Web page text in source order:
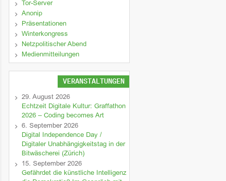
Tor-Server
Anonip
Präsentationen
Winterkongress
Netzpolitischer Abend
Medienmitteilungen
VERANSTALTUNGEN
29. August 2026
Echtzeit Digitale Kultur: Graffathon
2026 – Coding becomes Art
6. September 2026
Digital Independence Day /
Digitaler Unabhängigkeitstag in der
Bitwäscherei (Zürich)
15. September 2026
Gefährdet die künstliche Intelligenz